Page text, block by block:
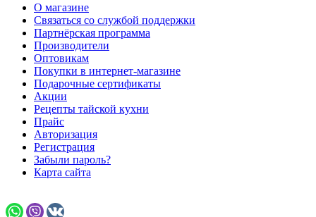
О магазине
Связаться со службой поддержки
Партнёрская программа
Производители
Оптовикам
Покупки в интернет-магазине
Подарочные сертификаты
Акции
Рецепты тайской кухни
Прайс
Авторизация
Регистрация
Забыли пароль?
Карта сайта